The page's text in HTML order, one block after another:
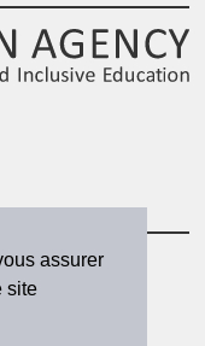
assurer
site